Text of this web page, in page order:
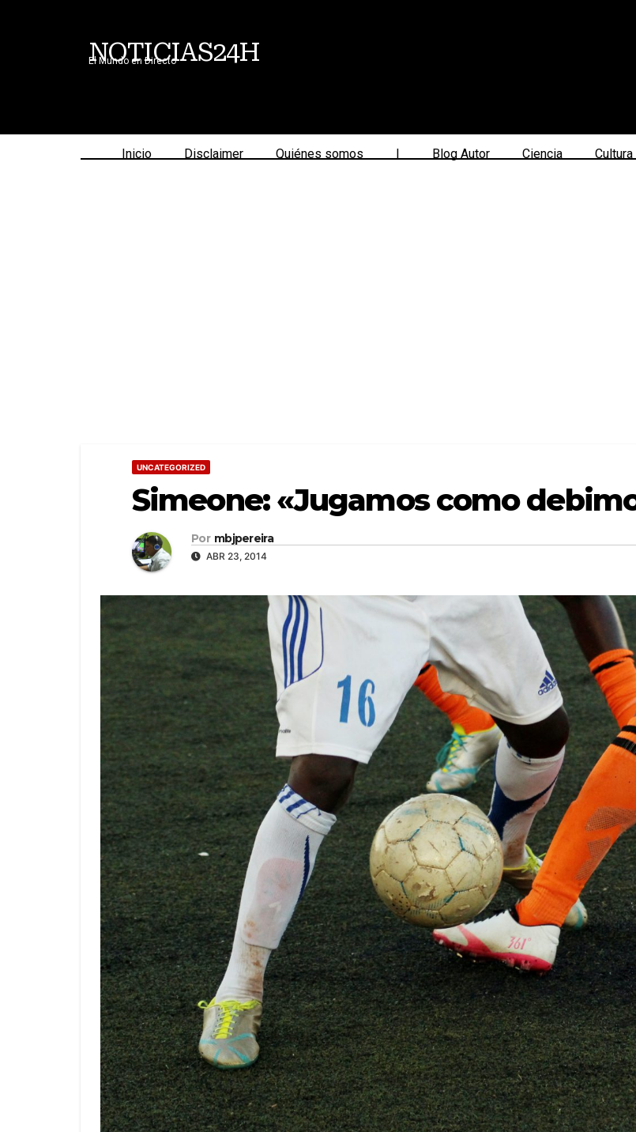
NOTICIAS24H
El Mundo en Directo
Inicio Disclaimer Quiénes somos | Blog Autor Ciencia Cultura
UNCATEGORIZED
Simeone: «Jugamos como
Por mbjpereira
ABR 23, 2014